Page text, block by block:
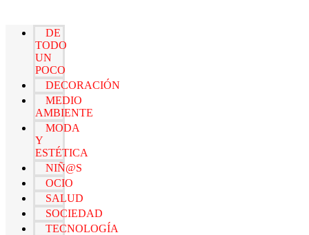
DE
TODO
UN
POCO
DECORACIÓN
MEDIO
AMBIENTE
MODA
Y
ESTÉTICA
NIÑ@S
OCIO
SALUD
SOCIEDAD
TECNOLOGÍA